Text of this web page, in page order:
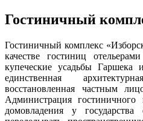
Гостиничный
Гостиничный комплекс
качестве гостиниц
купеческие усадьбы
единственная
восстановленная частным
Администрация гостиничного
домовладения у